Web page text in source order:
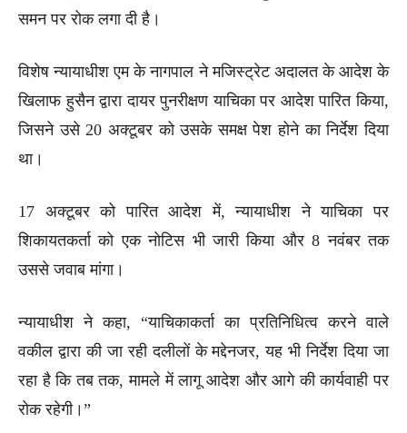
समन पर रोक लगा दी है।
विशेष न्यायाधीश एम के नागपाल ने मजिस्ट्रेट अदालत के आदेश के
खिलाफ हुसैन द्वारा दायर पुनरीक्षण याचिका पर आदेश पारित किया,
जिसने उसे 20 अक्टूबर को उसके समक्ष पेश होने का निर्देश दिया
था।
17 अक्टूबर को पारित आदेश में, न्यायाधीश ने याचिका पर
शिकायतकर्ता को एक नोटिस भी जारी किया और 8 नवंबर तक
उससे जवाब मांगा।
न्यायाधीश ने कहा, “याचिकाकर्ता का प्रतिनिधित्व करने वाले
वकील द्वारा की जा रही दलीलों के मद्देनजर, यह भी निर्देश दिया जा
रहा है कि तब तक, मामले में लागू आदेश और आगे की कार्यवाही पर
रोक रहेगी।”